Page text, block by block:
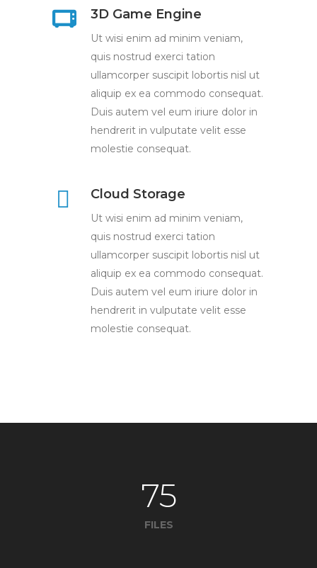
3D Game Engine
Ut wisi enim ad minim veniam,
quis nostrud exerci tation
ullamcorper suscipit lobortis nisl ut
aliquip ex ea commodo consequat.
Duis autem vel eum iriure dolor in
hendrerit in vulputate velit esse
molestie consequat.
Cloud Storage
Ut wisi enim ad minim veniam,
quis nostrud exerci tation
ullamcorper suscipit lobortis nisl ut
aliquip ex ea commodo consequat.
Duis autem vel eum iriure dolor in
hendrerit in vulputate velit esse
molestie consequat.
75
FILES